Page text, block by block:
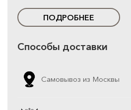
ПОДРОБНЕЕ
Способы доставки
Самовывоз из Москвы